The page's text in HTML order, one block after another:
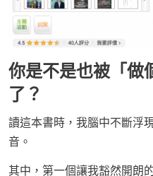
你是不是也被「做
了？
讀這本書時，我腦中不斷浮
音。
其中，第一個讓我豁然開朗